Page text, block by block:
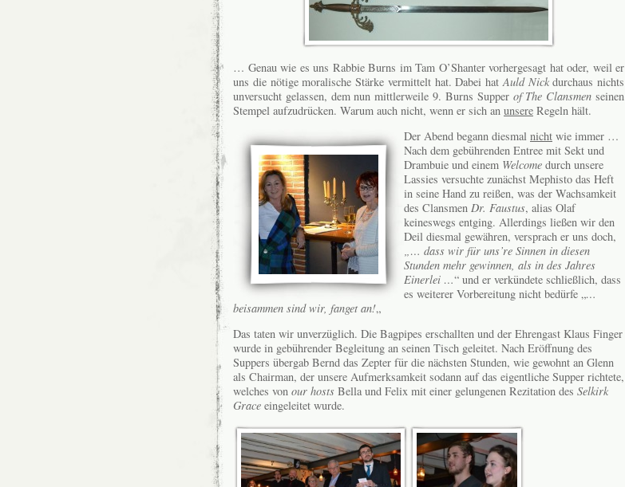
… Genau wie es uns Rabbie Burns im Tam O’Shanter vorhergesagt hat oder, weil er
uns die nötige moralische Stärke vermittelt hat. Dabei hat Auld Nickdurchaus nichts
unversucht gelassen, dem nun mittlerweile 9. Burns Supper of The Clansmen seinen
Stempel aufzudrücken. Warum auch nicht, wenn er sich an unsere Regeln hält.
Der Abend begann diesmal nicht wie immer …
Nach dem gebührenden Entree mit Sekt und
Drambuie und einem Welcome durch unsere
Lassies versuchte zunächst Mephisto das Heft
in seine Hand zu reißen, was der Wachsamkeit
des Clansmen Dr. Faustus, alias Olaf
keineswegs entging. Allerdings ließen wir den
Deil diesmal gewähren, versprach er uns doch,
„… dass wir für uns’re Sinnen in diesen
Stunden mehr gewinnen, als in des Jahres
Einerlei …“ und er verkündete schließlich, dass
es weiterer Vorbereitung nicht bedürfe „…
beisammen sind wir, fanget an!„
Das taten wir unverzüglich. Die Bagpipes erschallten und der Ehrengast Klaus Finger
wurde in gebührender Begleitung an seinen Tisch geleitet. Nach Eröffnung des
Suppers übergab Bernd das Zepter für die nächsten Stunden, wie gewohnt an Glenn
als Chairman, der unsere Aufmerksamkeit sodann auf das eigentliche Supper richtete,
welches von our hosts Bella und Felix mit einer gelungenen Rezitation des Selkirk
Grace eingeleitet wurde.